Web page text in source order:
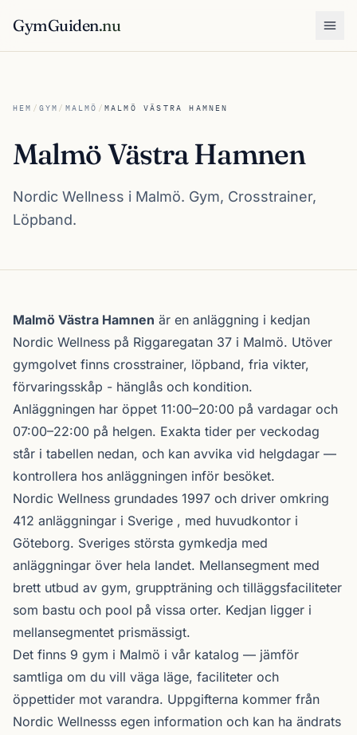
GymGuiden.nu
HEM / GYM / MALMÖ / MALMÖ VÄSTRA HAMNEN
Malmö Västra Hamnen
Nordic Wellness i Malmö. Gym, Crosstrainer,
Löpband.
Om Malmö Västra Hamnen
Malmö Västra Hamnen är en anläggning i kedjan
Nordic Wellness på Riggaregatan 37 i Malmö. Utöver
gymgolvet finns crosstrainer, löpband, fria vikter,
förvaringsskåp - hänglås och kondition.
Anläggningen har öppet 11:00–20:00 på vardagar och
07:00–22:00 på helgen. Exakta tider per veckodag
står i tabellen nedan, och kan avvika vid helgdagar —
kontrollera hos anläggningen inför besöket.
Nordic Wellness grundades 1997 och driver omkring
412 anläggningar i Sverige , med huvudkontor i
Göteborg. Sveriges största gymkedja med
anläggningar över hela landet. Mellansegment med
brett utbud av gym, gruppträning och tilläggsfaciliteter
som bastu och pool på vissa orter. Kedjan ligger i
mellansegmentet prismässigt.
Det finns 9 gym i Malmö i vår katalog — jämför
samtliga om du vill väga läge, faciliteter och
öppettider mot varandra. Uppgifterna kommer från
Nordic Wellnesss egen information och kan ha ändrats